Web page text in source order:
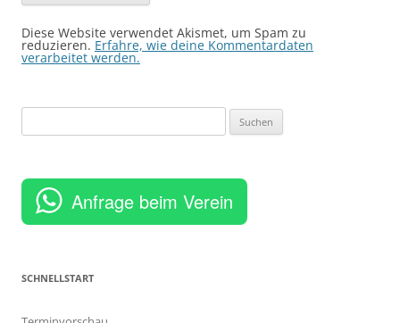
Diese Website verwendet Akismet, um Spam zu
reduzieren. Erfahre, wie deine Kommentardaten
verarbeitet werden.
nach:
Anfrage beim Verein
SCHNELLSTART